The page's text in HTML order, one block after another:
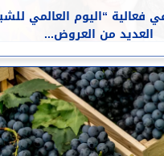
فعالية “اليوم العالمي
العديد من العروض...